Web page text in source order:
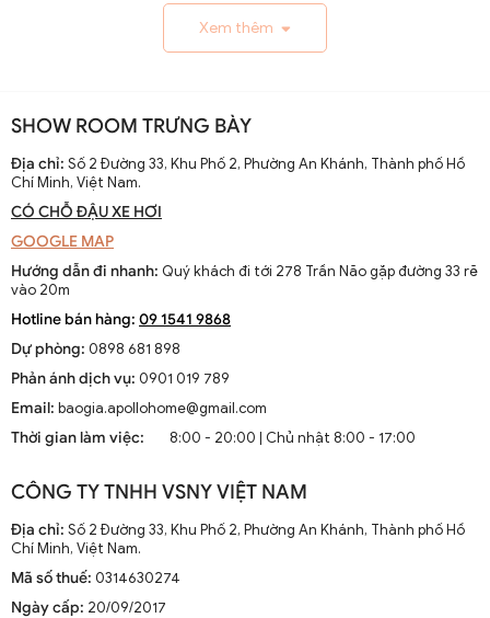
mà còn liên quan sâu sắc đến vấn đề thẩm mỹ và an ninh.
1.1. Chiếu Sáng Và An Ninh
xuyên sử dụng như lối đi, sân vườn hay hiên nhà. Ánh sáng giúp bạn
dễ dàng di chuyển trong đêm và tránh những nguy hiểm tiềm ẩn
như trơn trượt hay các chướng ngại vật. Ngoài ra, ánh sáng mạnh
và ổn định cũng góp phần ngăn chặn các hoạt động không mong
muốn từ bên ngoài.
1.2. Thẩm Mỹ Và Tính Thẩm Mỹ
Một chiếc đèn tường ngoài trời được thiết kế đẹp mắt có thể trở
mà còn mang lại vẻ đẹp cho cả ngôi nhà. Việc nổi bật các đường
nét kiến trúc của ngôi nhà bằng ánh sáng định hướng có thể tạo
nên những hiệu ứng đáng kinh ngạc.
2. Lựa Chọn Đèn Tường Ngoài Trời Phù Hợp
với không gian và nhu cầu của bạn là rất quan trọng.
2.1. Chất Liệu Phù Hợp
Đèn tường ngoài trời thường phải đối mặt với những điều kiện thời
tiết khắc nghiệt như mưa, bụi, và nhiệt độ cao. Do đó, lựa chọn
chất liệu bền bỉ là một yếu tố quan trọng. Một số chất liệu phổ biến
Xem thêm
SHOW ROOM TRƯNG BÀY
Địa chỉ: Số 2 Đường 33, Khu Phố 2, Phường An Khánh, Thành phố Hồ
Chí Minh, Việt Nam.
CÓ CHỖ ĐẬU XE HƠI
GOOGLE MAP
Hướng dẫn đi nhanh: Quý khách đi tới 278 Trần Não gặp đường 33 rẽ
vào 20m
Hotline bán hàng: 09 1541 9868
Dự phòng: 0898 681 898
Phản ánh dịch vụ: 0901 019 789
Email: baogia.apollohome@gmail.com
Thời gian làm việc:
8:00 - 20:00 | Chủ nhật 8:00 - 17:00
CÔNG TY TNHH VSNY VIỆT NAM
Địa chỉ: Số 2 Đường 33, Khu Phố 2, Phường An Khánh, Thành phố Hồ
Chí Minh, Việt Nam.
Mã số thuế: 0314630274
Ngày cấp: 20/09/2017